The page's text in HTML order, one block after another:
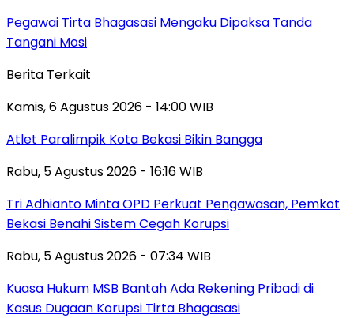
Pegawai Tirta Bhagasasi Mengaku Dipaksa Tanda
Tangani Mosi
Berita Terkait
Kamis, 6 Agustus 2026 - 14:00 WIB
Atlet Paralimpik Kota Bekasi Bikin Bangga
Rabu, 5 Agustus 2026 - 16:16 WIB
Tri Adhianto Minta OPD Perkuat Pengawasan, Pemkot
Bekasi Benahi Sistem Cegah Korupsi
Rabu, 5 Agustus 2026 - 07:34 WIB
Kuasa Hukum MSB Bantah Ada Rekening Pribadi di
Kasus Dugaan Korupsi Tirta Bhagasasi